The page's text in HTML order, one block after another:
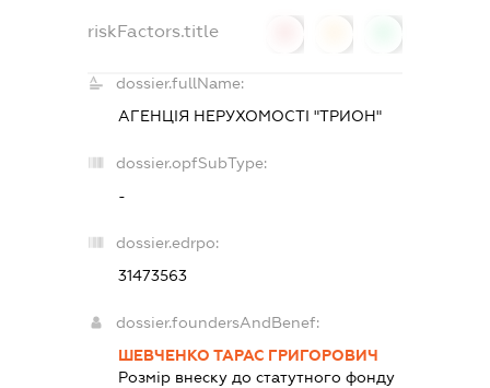
riskFactors.title
dossier.fullName:
АГЕНЦІЯ НЕРУХОМОСТІ "ТРИОН"
dossier.opfSubType:
-
dossier.edrpo:
31473563
dossier.foundersAndBenef:
ШЕВЧЕНКО ТАРАС ГРИГОРОВИЧ
Розмір внеску до статутного фонду